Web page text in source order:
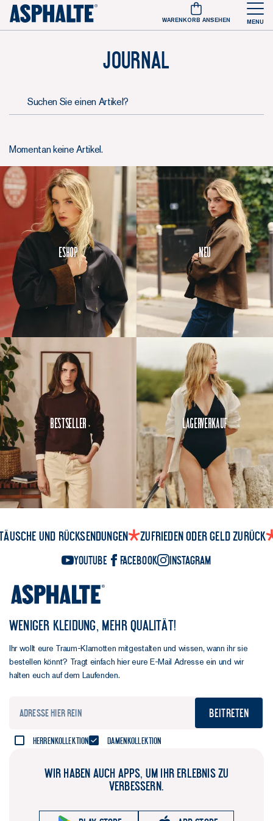
WARENKORB ANSEHEN MENU
Journal
Suchen Sie einen Artikel?
Momentan keine Artikel.
Eshop Neu
Bestseller Lagerverkauf
und Rücksendungen Zufrieden oder Geld zurück
YouTube Facebook Instagram
WENIGER KLEIDUNG, MEHR QUALITÄT!
Ihr wollt eure Traum-Klamotten mitgestalten und wissen, wann ihr sie
bestellen könnt? Tragt einfach hier eure E-Mail Adresse ein und wir
halten euch auf dem Laufenden.
Beitreten
Herrenkollektion Damenkollektion
WIR HABEN AUCH APPS, UM IHR ERLEBNIS ZU
VERBESSERN.